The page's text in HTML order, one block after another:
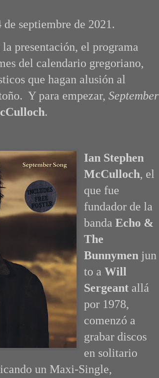
septiembre de 2021.
presentación, el programa
del calendario gregoriano,
que hagan alusión al
Y para empezar, September
.
Ian Stephen
McCulloch, el
que fue
fundador de la
bandaEcho &
The
Bunnymen jun
to aWill
Sergeant allá
por 1978,
comenzó a
grabar discos
en solitario
un Maxi-Single,